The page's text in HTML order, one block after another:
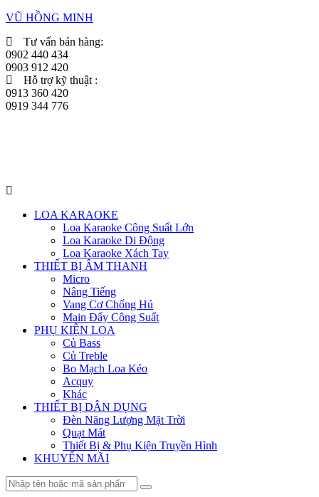
VŨ HỒNG MINH
Tư vấn bán hàng:
0902 440 434
0903 912 420
Hỗ trợ kỹ thuật :
0913 360 420
0919 344 776
Menu
LOA KARAOKE
Loa Karaoke Công Suất Lớn
Loa Karaoke Di Động
Loa Karaoke Xách Tay
THIẾT BỊ ÂM THANH
Micro
Nâng Tiếng
Vang Cơ Chống Hú
Main Đẩy Công Suất
PHỤ KIỆN LOA
Củ Bass
Củ Treble
Bo Mạch Loa Kéo
Acquy
Khác
THIẾT BỊ DÂN DỤNG
Đèn Năng Lượng Mặt Trời
Quạt Mát
Thiết Bị & Phụ Kiện Truyền Hình
KHUYẾN MÃI